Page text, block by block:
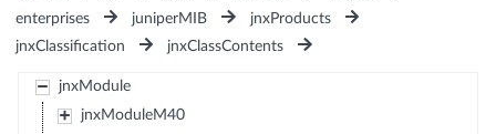
enterprises
juniperMIB
jnxProducts
jnxClassification
jnxClassContents
jnxModule
jnxModuleM40